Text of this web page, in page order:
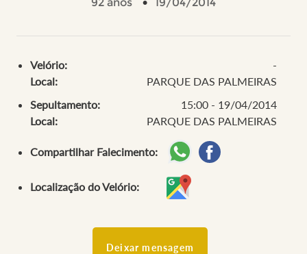
Velório:
-
Local:
PARQUE DAS PALMEIRAS
Sepultamento:
15:00 - 19/04/2014
Local:
PARQUE DAS PALMEIRAS
Compartilhar Falecimento:
Localização do Velório:
Deixar mensagem